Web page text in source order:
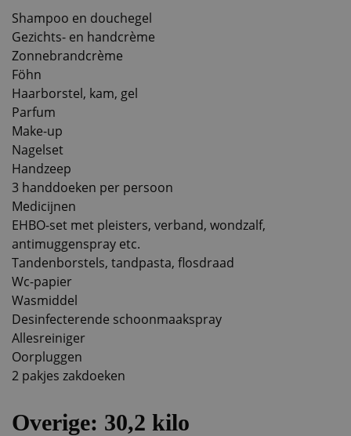
Shampoo en douchegel
Gezichts- en handcrème
Zonnebrandcrème
Föhn
Haarborstel, kam, gel
Parfum
Make-up
Nagelset
Handzeep
3 handdoeken per persoon
Medicijnen
EHBO-set met pleisters, verband, wondzalf,
antimuggenspray etc.
Tandenborstels, tandpasta, flosdraad
Wc-papier
Wasmiddel
Desinfecterende schoonmaakspray
Allesreiniger
Oorpluggen
2 pakjes zakdoeken
Overige: 30,2 kilo